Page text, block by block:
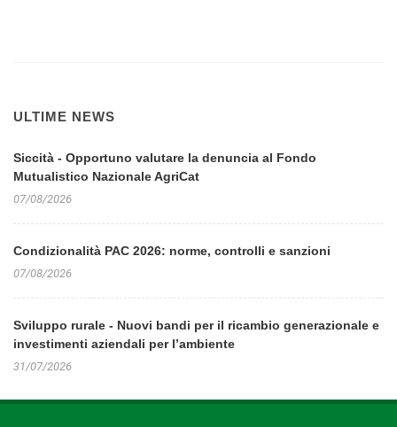
ULTIME NEWS
Siccità - Opportuno valutare la denuncia al Fondo
Mutualistico Nazionale AgriCat
07/08/2026
Condizionalità PAC 2026: norme, controlli e sanzioni
07/08/2026
Sviluppo rurale - Nuovi bandi per il ricambio generazionale e
investimenti aziendali per l’ambiente
31/07/2026